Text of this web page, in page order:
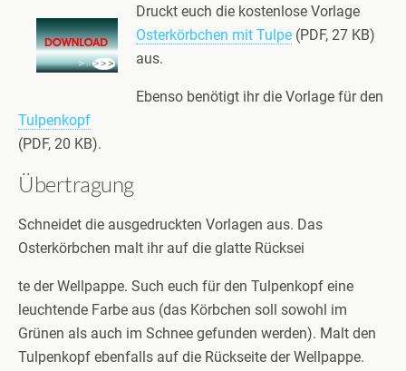
Druckt euch die kostenlose Vorlage
Osterkörbchen mit Tulpe (PDF, 27 KB)
aus.
Ebenso benötigt ihr die Vorlage für den
Tulpenkopf
(PDF, 20 KB).
Übertragung
Schneidet die ausgedruckten Vorlagen aus. Das
Osterkörbchen malt ihr auf die glatte Rücksei
te der Wellpappe. Such euch für den Tulpenkopf eine
leuchtende Farbe aus (das Körbchen soll sowohl im
Grünen als auch im Schnee gefunden werden). Malt den
Tulpenkopf ebenfalls auf die Rückseite der Wellpappe.